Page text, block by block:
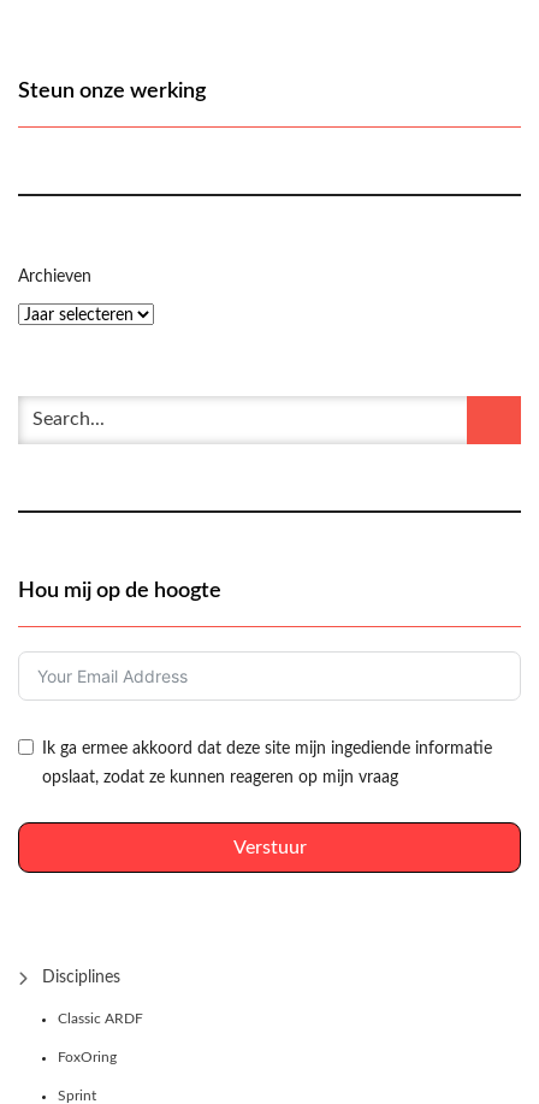
Steun onze werking
Archieven
Hou mij op de hoogte
Ik ga ermee akkoord dat deze site mijn ingediende informatie
opslaat, zodat ze kunnen reageren op mijn vraag
Verstuur
Disciplines
Classic ARDF
FoxOring
Sprint